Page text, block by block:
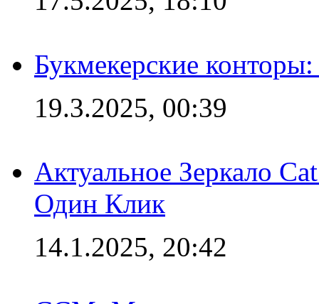
Букмекерские
19.3.2025, 00:39
Актуальное Зеркало
Один Клик
14.1.2025, 20:42